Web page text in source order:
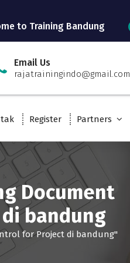
to Training Bandung
Email Us
rajatrainingindo@gmail.com
Register Partners
Document
bandung
for Project di bandung"